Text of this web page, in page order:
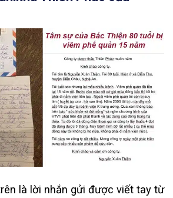
là lời nhắn gửi được viết tay từ